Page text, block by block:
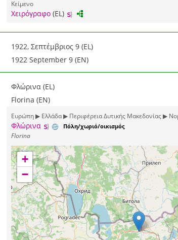
Κείμενο
Χειρόγραφο(EL)
1922, Σεπτέμβριος 9 (EL)
1922 September 9 (EN)
Φλώρινα (EL)
Florina (EN)
Ευρώπη ▶ Ελλάδα ▶ Περιφέρεια Δυτικής Μακεδονίας ▶
Φλώρινα Πόλη/χωριό/οικισμός
Florina
+
−